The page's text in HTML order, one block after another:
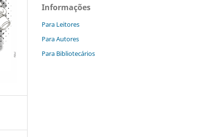
Informações
Para Leitores
Para Autores
Para Bibliotecários